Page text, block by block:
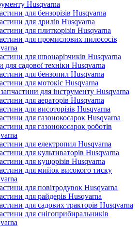
Husqvarna
для бензорізів Husqvarna
для дрилів Husqvarna
для плиткорізів Husqvarna
для промислових пилососів
для швонарізчиків Husqvarna
для садової техніки Husqvarna
для бензопил Husqvarna
для мотокіс Husqvarna
для інструменту Husqvarna
для аераторів Husqvarna
для висоторізів Husqvarna
для газонокосарок Husqvarna
для газонокосарок роботів
для електропил Husqvarna
для культиваторів Husqvarna
для кущорізів Husqvarna
для мийок високого тиску
для повітродувок Husqvarna
для райдерів Husqvarna
для садових тракторів Husqvarna
для снігоприбиральників